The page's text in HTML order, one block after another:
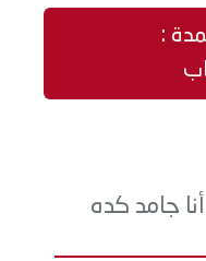
:
جامد كده